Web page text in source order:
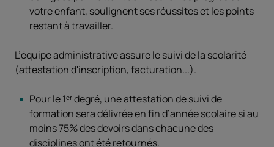
votre enfant, soulignent ses réussites et les points
restant à travailler.
L’équipe administrative assure le suivi de la scolarité
(attestation d'inscription, facturation...).
Pour le 1ᵉʳ degré, une attestation de suivi de
formation sera délivrée en fin d’année scolaire si au
moins 75% des devoirs dans chacune des
disciplines ont été retournés.